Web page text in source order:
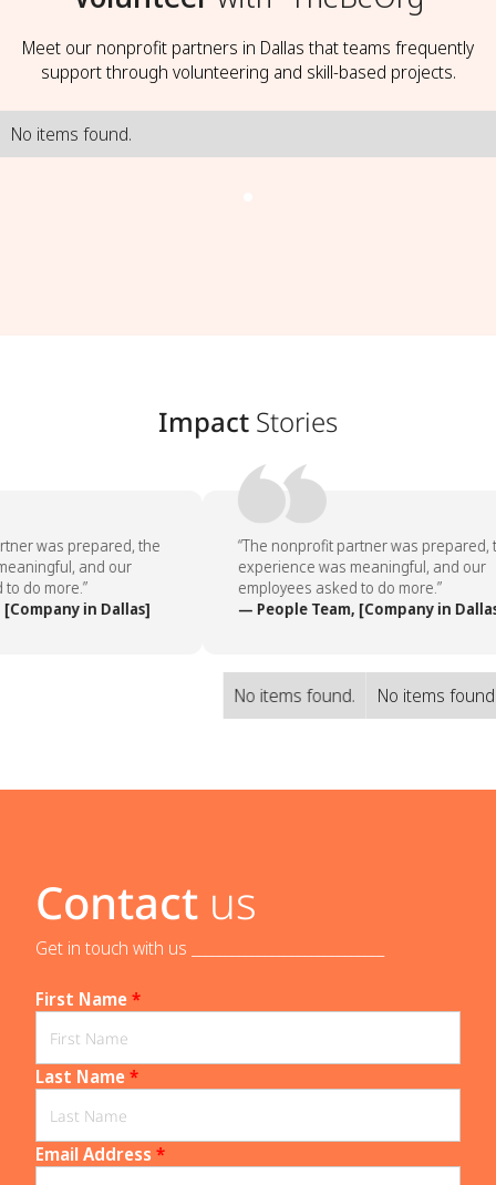
Meet our nonprofit partners in Dallas that teams frequently
support through volunteering and skill-based projects.
No items found.
Impact Stories
was prepared, the
and our
do more.”
in Dallas]
“The nonprofit partner was prepared,
experience was meaningful, and our
employees asked to do more.”
— People Team, [Company in
No items found. No items
Contact us
Get in touch with us _____________________________
First Name*
Last Name*
Email Address *